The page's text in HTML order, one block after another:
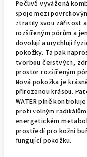
Pečlivě vyvážená
spoje mezi
ztratily svou zářivost
rozšířeným pórům a
dovolují a urychlují
pokožky. Ta pak
tvorbou čerstvých,
prostor rozšířeným
Nová pokožka je
přirozenou krásou.
WATER plně
proti volným
energetickém
prostředí pro kožní
fungující pokožku.